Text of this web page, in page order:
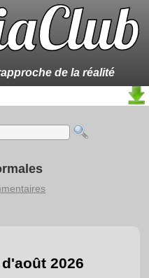
de la réalité
2026